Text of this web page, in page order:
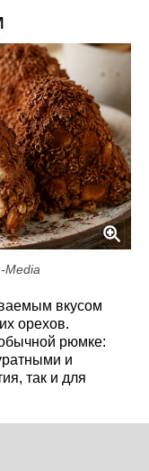
Media
вкусом
орехов.
рюмке:
и
так и для